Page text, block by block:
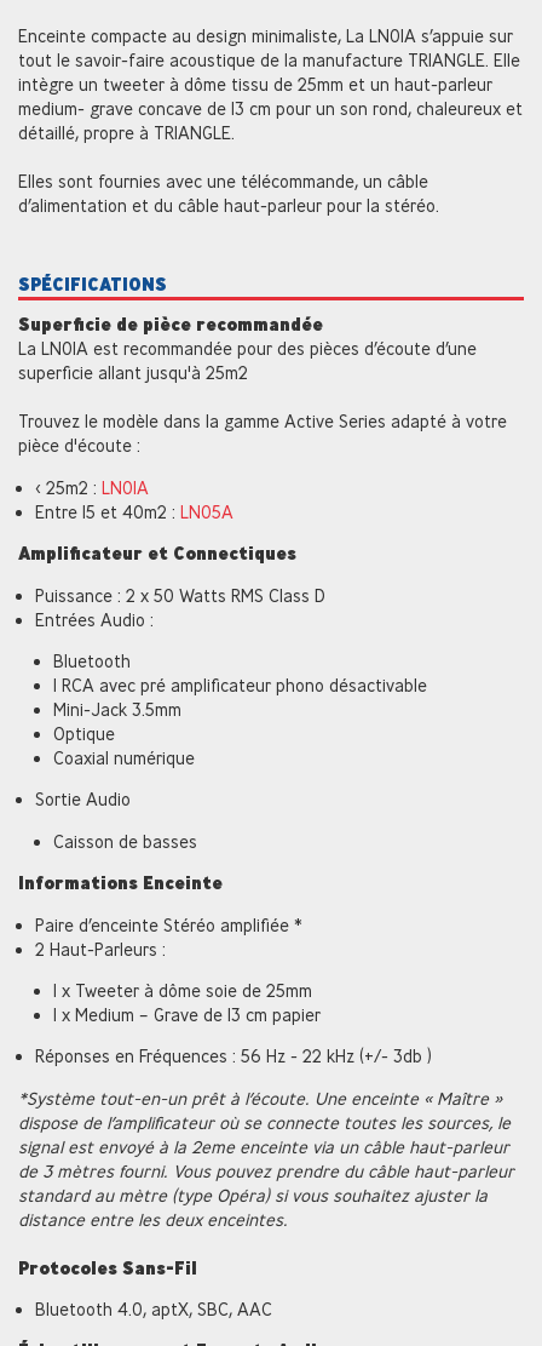
Enceinte compacte au design minimaliste, La LN01A s’appuie sur
tout le savoir-faire acoustique de la manufacture TRIANGLE. Elle
intègre un tweeter à dôme tissu de 25mm et un haut-parleur
medium- grave concave de 13 cm pour un son rond, chaleureux et
détaillé, propre à TRIANGLE.
Elles sont fournies avec une télécommande, un câble
d’alimentation et du câble haut-parleur pour la stéréo.
SPÉCIFICATIONS
Superficie de pièce recommandée
La LN01A est recommandée pour des pièces d’écoute d’une
superficie allant jusqu'à 25m2
Trouvez le modèle dans la gamme Active Series adapté à votre
pièce d'écoute :
< 25m2 :LN01A
Entre 15 et 40m2 :LN05A
Amplificateur et Connectiques
Puissance : 2 x 50 Watts RMS Class D
Entrées Audio :
Bluetooth
1 RCA avec pré amplificateur phono désactivable
Mini-Jack 3.5mm
Optique
Coaxial numérique
Sortie Audio
Caisson de basses
Informations Enceinte
Paire d’enceinte Stéréo amplifiée *
2 Haut-Parleurs :
1 x Tweeter à dôme soie de 25mm
1 x Medium – Grave de 13 cm papier
Réponses en Fréquences : 56 Hz - 22 kHz (+/- 3db )
*Système tout-en-un prêt à l’écoute. Une enceinte « Maître »
dispose de l’amplificateur où se connecte toutes les sources, le
signal est envoyé à la 2eme enceinte via un câble haut-parleur
de 3 mètres fourni. Vous pouvez prendre du câble haut-parleur
standard au mètre (type Opéra) si vous souhaitez ajuster la
distance entre les deux enceintes.
Protocoles Sans-Fil
Bluetooth 4.0, aptX, SBC, AAC